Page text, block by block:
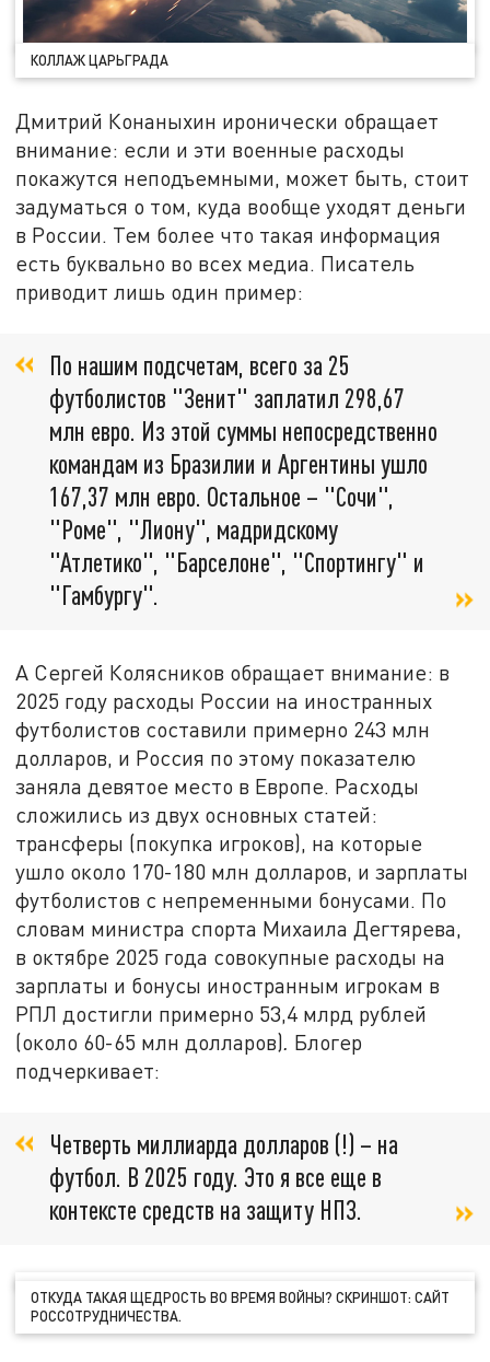
КОЛЛАЖ ЦАРЬГРАДА
Дмитрий Конаныхин иронически обращает
внимание: если и эти военные расходы
покажутся неподъемными, может быть, стоит
задуматься о том, куда вообще уходят деньги
в России. Тем более что такая информация
есть буквально во всех медиа. Писатель
приводит лишь один пример:
По нашим подсчетам, всего за 25
футболистов "Зенит" заплатил 298,67
млн евро. Из этой суммы непосредственно
командам из Бразилии и Аргентины ушло
167,37 млн евро. Остальное – "Сочи",
"Роме", "Лиону", мадридскому
"Атлетико", "Барселоне", "Спортингу" и
"Гамбургу".
А Сергей Колясников обращает внимание: в
2025 году расходы России на иностранных
футболистов составили примерно 243 млн
долларов, и Россия по этому показателю
заняла девятое место в Европе. Расходы
сложились из двух основных статей:
трансферы (покупка игроков), на которые
ушло около 170-180 млн долларов, и зарплаты
футболистов с непременными бонусами. По
словам министра спорта Михаила Дегтярева,
в октябре 2025 года совокупные расходы на
зарплаты и бонусы иностранным игрокам в
РПЛ достигли примерно 53,4 млрд рублей
(около 60-65 млн долларов) Блогер
подчеркивает:
Четверть миллиарда долларов (!) – на
футбол. В 2025 году. Это я все еще в
контексте средств на защиту НПЗ.
ОТКУДА ТАКАЯ ЩЕДРОСТЬ ВО ВРЕМЯ ВОЙНЫ? СКРИНШОТ: САЙТ
РОССОТРУДНИЧЕСТВА.